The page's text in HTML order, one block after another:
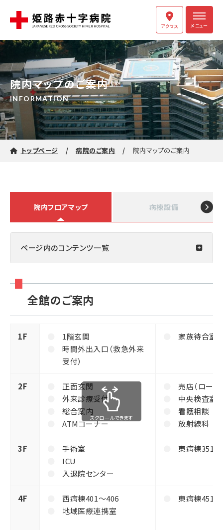
メニュー
アクセス
院内マップのご案内
INFORMATION
トップページ 病院のご案内 院内マップのご案内
院内フロアマップ 病棟設備
ページ内のコンテンツ一覧
全館のご案内
1F
1階玄関
時間外出入口（救急外来
受付）
家族待合室
2F
正面玄関
外来診療受付
総合案内
ATMコーナー
売店（ローソ
中央検査室
看護相談
放射線科
3F
手術室
ICU
入退院センター
東病棟351
4F
西病棟401～406
地域医療連携室
東病棟451
スクロールできます